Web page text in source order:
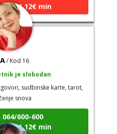
min
/ Kod 16
je slobodan
sudbinske karte, tarot,
snova
600-600
min